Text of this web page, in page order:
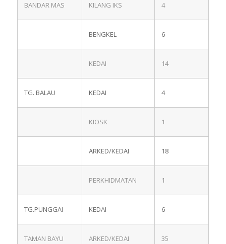
BANDAR MAS KILANG IKS 4
BENGKEL 6
KEDAI 14
TG. BALAU KEDAI 4
KIOSK 1
ARKED/KEDAI 18
PERKHIDMATAN 1
TG.PUNGGAI KEDAI 6
TAMAN BAYU
ARKED/KEDAI 35